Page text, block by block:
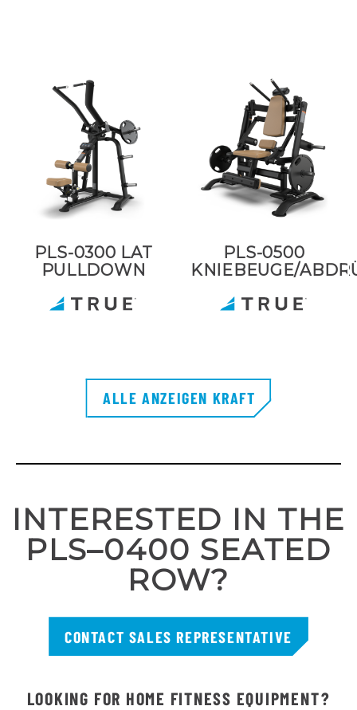
PLS-0300 LAT
PULLDOWN
PLS-0500
KNIEBEUGE/
ALLE ANZEIGEN KRAFT
INTERESTED IN THE
PLS–0400 SEATED
ROW?
CONTACT SALES REPRESENTATIVE
LOOKING FOR HOME FITNESS EQUIPMENT?